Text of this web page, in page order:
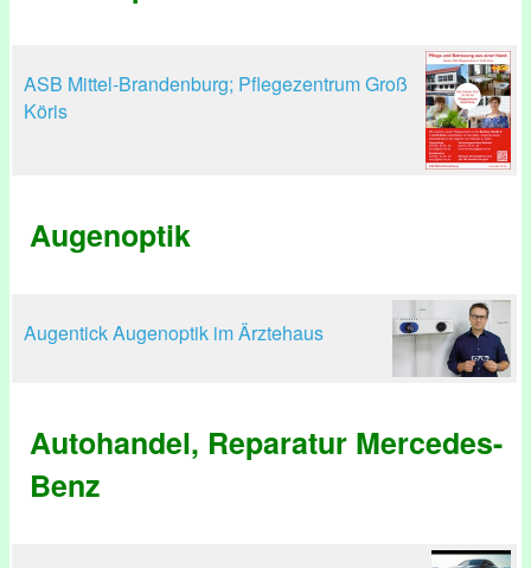
ASB Mittel-Brandenburg; Pflegezentrum Groß
Köris
Augenoptik
Augentick Augenoptik im Ärztehaus
Autohandel, Reparatur Mercedes-
Benz